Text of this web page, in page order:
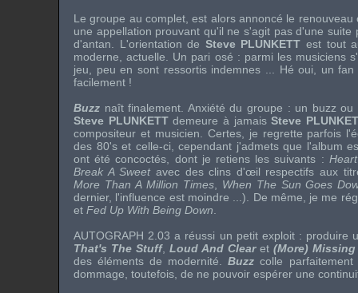
Le groupe au complet, est alors annoncé le renouveau
une appellation prouvant qu'il ne s'agit pas d'une suite
d'antan. L'orientation de Steve PLUNKETT est tout
moderne, actuelle. Un pari osé : parmi les musiciens
jeu, peu en sont ressortis indemnes ... Hé oui, un
facilement !
Buzz naît finalement. Anxiété du groupe : un buzz
Steve PLUNKETTdemeure à jamaisSteve
compositeur et musicien. Certes, je regrette parfois
des 80's et celle-ci, cependant j'admets que l'album
ont été concoctés, dont je retiens les suivants :
Break A Sweetavec des clins d'œil respectifs aux
More Than A Million Times, When The Sun Goes
dernier, l'influence est moindre ...). De même, je me
et Fed Up With Being Down
AUTOGRAPH 2.03 a réussi un petit exploit : produire
That's The Stuff, Loud And Clearet (More) Missing
des éléments de modernité.Buzz colle
dommage, toutefois, de ne pouvoir espérer une